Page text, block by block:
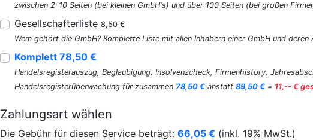
zwischen 2-10 Seiten (bei kleinen GmbH's) und über 100 Seiten (bei großen
Gesellschafterliste 8,50 €
Wem gehört die GmbH? Komplette Liste mit allen Inhabern einer GmbH und deren
Komplett 78,50 €
Handelsregisterauszug, Beglaubigung, Insolvenzcheck, Firmenhistory,
Handelsregisterüberwachung für zusammen 78,50 € anstatt 89,50 € = 11,-- €
Zahlungsart wählen
Die Gebühr für diesen Service beträgt: 66,05 € (inkl. 19% MwSt.)